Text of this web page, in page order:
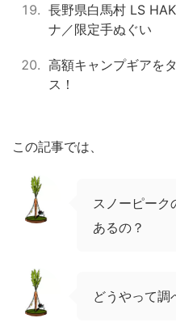
長野県白馬村 LS
ナ／限定手ぬぐい
高額キャンプギアを
ス！
この記事では、
スノーピーク
あるの？
どうやって調